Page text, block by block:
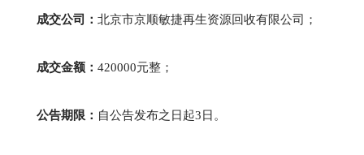
成交公司： 北京市京顺敏捷再生资源回收有限公司；
成交金额： 420000元整；
公告期限： 自公告发布之日起3日。